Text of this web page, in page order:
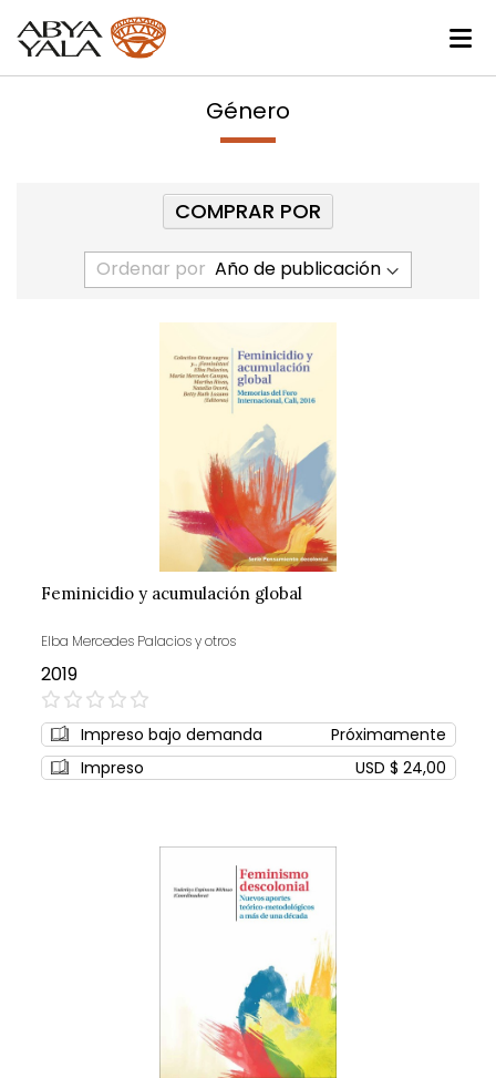
Género
Ordenar por
Feminicidio y acumulación global
Elba Mercedes Palacios y otros
2019
0%
Impreso bajo demanda
Próximamente
Impreso
USD $ 24,00
COMPRAR POR